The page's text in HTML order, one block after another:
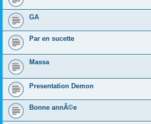
GA
Par en sucette
Massa
Presentation Demon
Bonne annÃ©e